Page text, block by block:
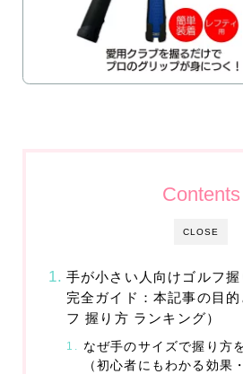
WEBコンサルティング
サーバー・ドメイン
プロバイダー
回線
CLOSE
Contents
手が小さい人向けゴルフ
完全ガイド：本記事の目
フ 握り方 ランキング）
なぜ手のサイズで握り方
（初心者にもわかる効果